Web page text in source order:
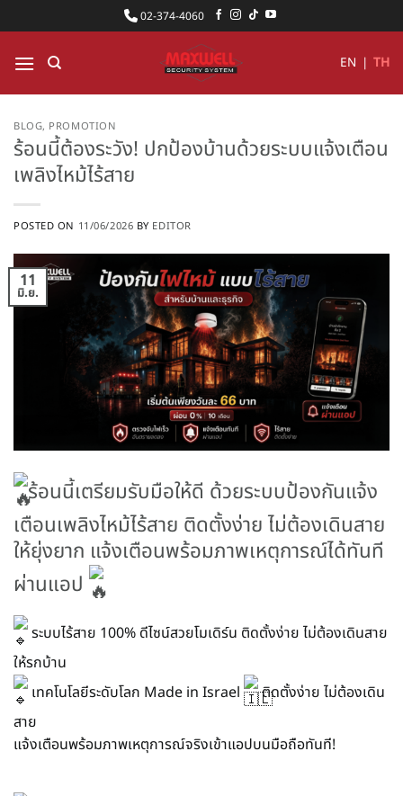
ไป
ยัง
เนื้อหา
02-374-4060
EN | TH
BLOG, PROMOTION
ร้อนนี้ต้องระวัง! ปกป้องบ้านด้วยระบบแจ้งเตือน
เพลิงไหม้ไร้สาย
POSTED ON 11/06/2026 BY EDITOR
11
มิ.ย.
ร้อนนี้เตรียมรับมือให้ดี ด้วยระบบป้องกันแจ้ง
เตือนเพลิงไหม้ไร้สาย ติดตั้งง่าย ไม่ต้องเดินสาย
ให้ยุ่งยาก แจ้งเตือนพร้อมภาพเหตุการณ์ได้ทันที
ผ่านแอป
ระบบไร้สาย 100% ดีไซน์สวยโมเดิร์น ติดตั้งง่าย ไม่ต้องเดินสาย
ให้รกบ้าน
เทคโนโลยีระดับโลก Made in Israel
ติดตั้งง่าย ไม่ต้องเดิน
สาย
แจ้งเตือนพร้อมภาพเหตุการณ์จริงเข้าแอปบนมือถือทันที!